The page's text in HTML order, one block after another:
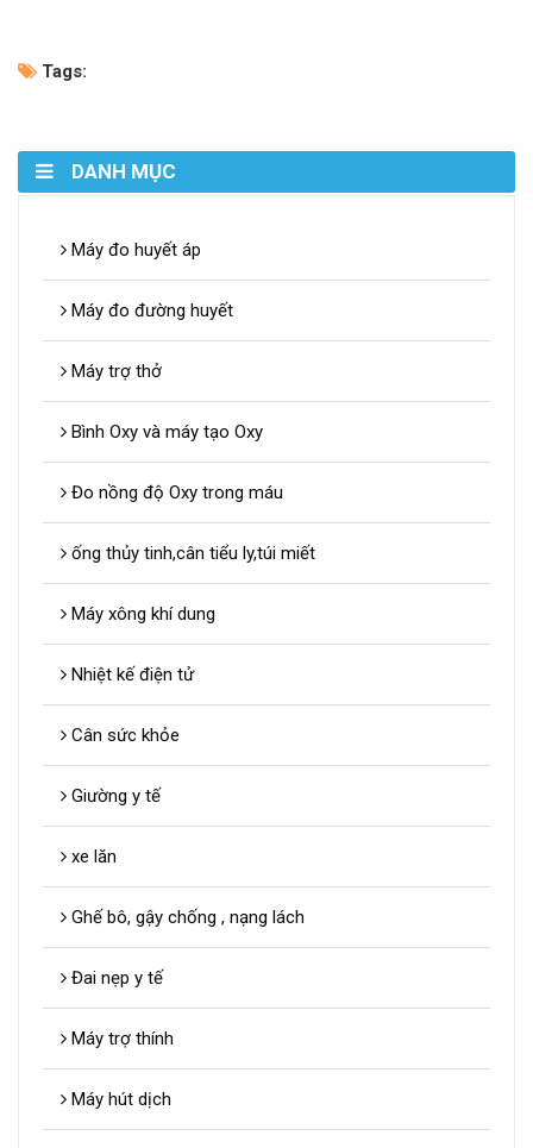
Tags:
DANH MỤC
Máy đo huyết áp
Máy đo đường huyết
Máy trợ thở
Bình Oxy và máy tạo Oxy
Đo nồng độ Oxy trong máu
ống thủy tinh,cân tiểu ly,túi miết
Máy xông khí dung
Nhiệt kế điện tử
Cân sức khỏe
Giường y tế
xe lăn
Ghế bô, gậy chống , nạng lách
Đai nẹp y tế
Máy trợ thính
Máy hút dịch